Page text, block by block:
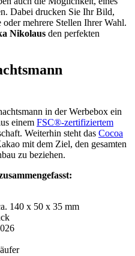
Dabei drucken Sie Ihr Bild,
mehrere Stellen Ihrer Wahl.
Nikolaus den perfekten
in der Werbebox ein
einem FSC®-zertifiziertem
Weiterhin steht das Cocoa
mit dem Ziel, den gesamten
zu beziehen.
140 x 50 x 35 mm